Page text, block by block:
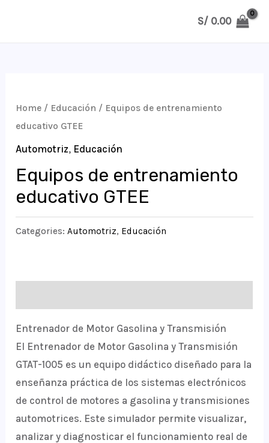
S/ 0.00
Home / Educación / Equipos de entrenamiento
educativo GTEE
Automotriz, Educación
Equipos de entrenamiento
educativo GTEE
Categories:Automotriz, Educación
Entrenador de Motor Gasolina y Transmisión
El Entrenador de Motor Gasolina y Transmisión
GTAT-1005 es un equipo didáctico diseñado para la
enseñanza práctica de los sistemas electrónicos
de control de motores a gasolina y transmisiones
automotrices. Este simulador permite visualizar,
analizar y diagnosticar el funcionamiento real de